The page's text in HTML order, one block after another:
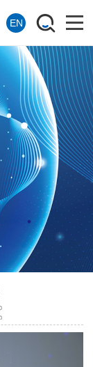
EN